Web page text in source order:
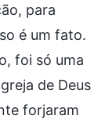
para
é um fato.
foi só uma
de Deus
forjaram